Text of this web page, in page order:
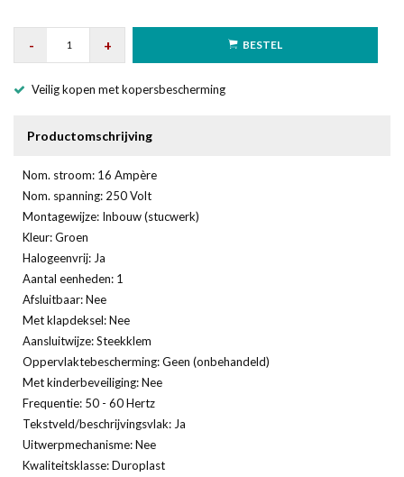
- + BESTEL
Veilig kopen met kopersbescherming
Productomschrijving
Nom. stroom: 16 Ampère
Nom. spanning: 250 Volt
Montagewijze: Inbouw (stucwerk)
Kleur: Groen
Halogeenvrij: Ja
Aantal eenheden: 1
Afsluitbaar: Nee
Met klapdeksel: Nee
Aansluitwijze: Steekklem
Oppervlaktebescherming: Geen (onbehandeld)
Met kinderbeveiliging: Nee
Frequentie: 50 - 60 Hertz
Tekstveld/beschrijvingsvlak: Ja
Uitwerpmechanisme: Nee
Kwaliteitsklasse: Duroplast